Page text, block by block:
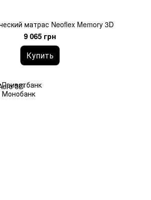
матрас Neoflex Memory 3D
9 065 грн
Купить